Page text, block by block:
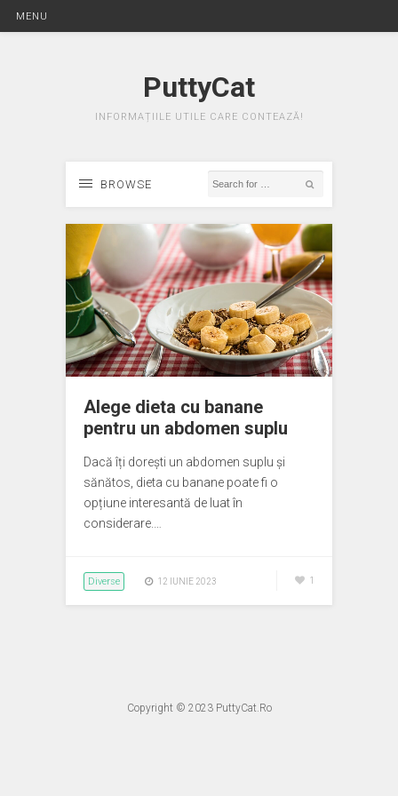
MENU
PuttyCat
INFORMAȚIILE UTILE CARE CONTEAZĂ!
BROWSE
Alege dieta cu banane
pentru un abdomen suplu
Dacă îți dorești un abdomen suplu și
sănătos, dieta cu banane poate fi o
opțiune interesantă de luat în
considerare.…
Diverse 12 IUNIE 2023 1
Copyright © 2023 PuttyCat.Ro